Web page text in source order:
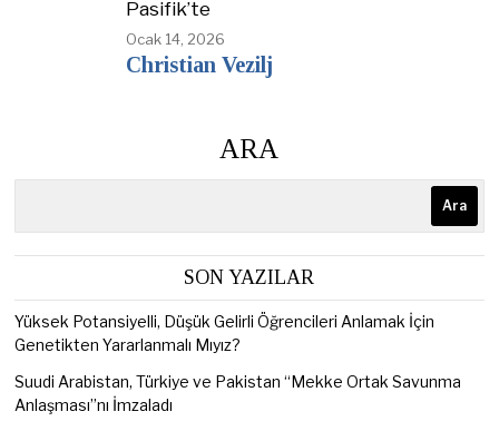
Pasifik’te
Ocak 14, 2026
Christian Vezilj
ARA
Ara
SON YAZILAR
Yüksek Potansiyelli, Düşük Gelirli Öğrencileri Anlamak İçin
Genetikten Yararlanmalı Mıyız?
Suudi Arabistan, Türkiye ve Pakistan “Mekke Ortak Savunma
Anlaşması”nı İmzaladı